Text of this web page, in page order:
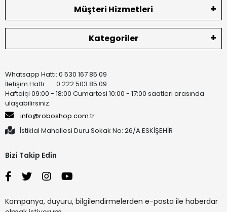
Müşteri Hizmetleri
Kategoriler
Whatsapp Hattı: 0 530 167 85 09
İletişim Hattı: 0 222 503 85 09
Haftaiçi 09:00 - 18:00 Cumartesi 10:00 - 17:00 saatleri arasında
ulaşabilirsiniz.
info@roboshop.com.tr
İstiklal Mahallesi Duru Sokak No: 26/A ESKİŞEHİR
Bizi Takip Edin
Kampanya, duyuru, bilgilendirmelerden e-posta ile haberdar